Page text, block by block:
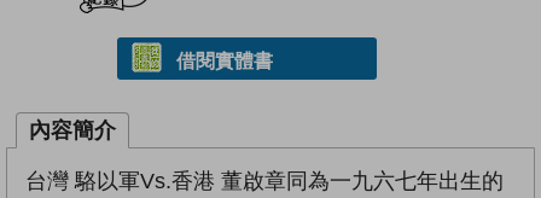
借閱實體書
內容簡介
台灣 駱以軍Vs.香港 董啟章同為一九六七年出生的